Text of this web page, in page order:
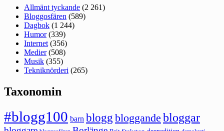
Allmänt tyckande (2 261)
Bloggosfären (589)
Dagbok (1 244)
Humor(339)
Internet (356)
Medier(508)
Musik (355)
Tekniknörderi (265)
Taxonomin
#blogg100 barn blogg bloggande bloggar